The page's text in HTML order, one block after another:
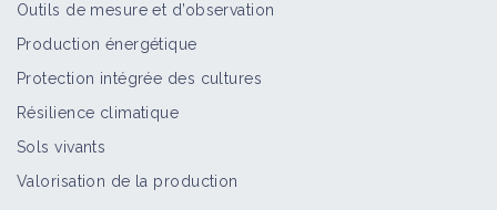
Outils de mesure et d’observation
Production énergétique
Protection intégrée des cultures
Résilience climatique
Sols vivants
Valorisation de la production